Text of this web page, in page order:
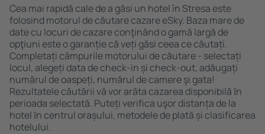
Cea mai rapidă cale de a găsi un hotel în Stresa este
folosind motorul de căutare cazare eSky. Baza mare de
date cu locuri de cazare conţinând o gamă largă de
opţiuni este o garanție că veți găsi ceea ce căutați.
Completați câmpurile motorului de căutare - selectați
locul, alegeți data de check-in și check-out, adăugați
numărul de oaspeți, numărul de camere şi gata!
Rezultatele căutării vă vor arăta cazarea disponibilă ȋn
perioada selectată. Puteți verifica uşor distanța de la
hotel ȋn centrul orașului, metodele de plată și clasificarea
hotelului.